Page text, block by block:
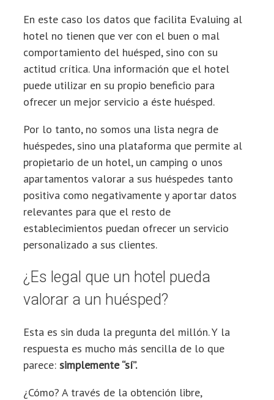
En este caso los datos que facilita Evaluing al
hotel no tienen que ver con el buen o mal
comportamiento del huésped, sino con su
actitud crítica. Una información que el hotel
puede utilizar en su propio beneficio para
ofrecer un mejor servicio a éste huésped.
Por lo tanto, no somos una lista negra de
huéspedes, sino una plataforma que permite al
propietario de un hotel, un camping o unos
apartamentos valorar a sus huéspedes tanto
positiva como negativamente y aportar datos
relevantes para que el resto de
establecimientos puedan ofrecer un servicio
personalizado a sus clientes.
¿Es legal que un hotel pueda
valorar a un huésped?
Esta es sin duda la pregunta del millón. Y la
respuesta es mucho más sencilla de lo que
parece: simplemente “sí”.
¿Cómo? A través de la obtención libre,